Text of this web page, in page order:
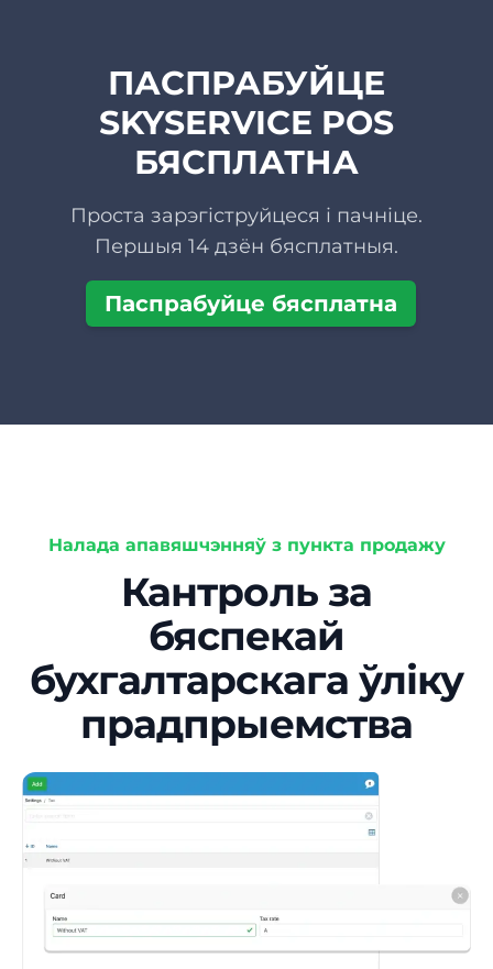
ПАСПРАБУЙЦЕ
SKYSERVICE POS
БЯСПЛАТНА
Проста зарэгіструйцеся і пачніце.
Першыя 14 дзён бясплатныя.
Паспрабуйце бясплатна
Налада апавяшчэнняў з пункта продажу
Кантроль за
бяспекай
бухгалтарскага ўліку
прадпрыемства